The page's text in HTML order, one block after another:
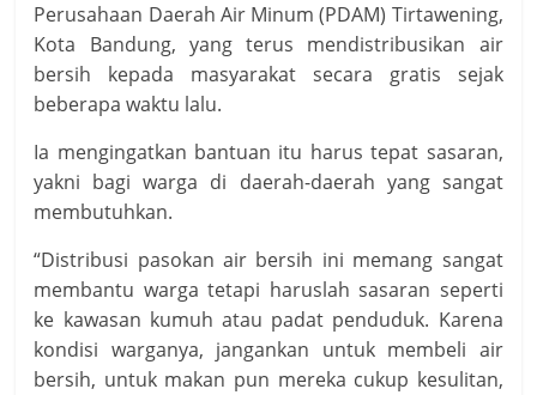
Perusahaan Daerah Air Minum (PDAM) Tirtawening,
Kota Bandung, yang terus mendistribusikan air
bersih kepada masyarakat secara gratis sejak
beberapa waktu lalu.
Ia mengingatkan bantuan itu harus tepat sasaran,
yakni bagi warga di daerah-daerah yang sangat
membutuhkan.
“Distribusi pasokan air bersih ini memang sangat
membantu warga tetapi haruslah sasaran seperti
ke kawasan kumuh atau padat penduduk. Karena
kondisi warganya, jangankan untuk membeli air
bersih, untuk makan pun mereka cukup kesulitan,